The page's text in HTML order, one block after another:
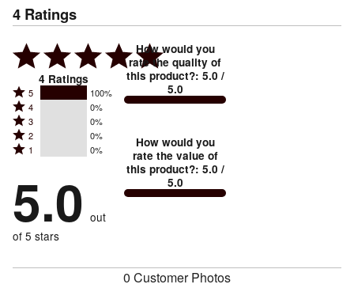
4 Ratings
4 Ratings
Rated
5
stars
by
of
reviewers
5 100%
Rated
4
stars
by
of
reviewers
4 0%
Rated
3
stars
0%
of
reviewers
3 0%
Rated
2
by
0%
of
reviewers
2 0%
Rated
stars
by
0%
of
1 0%
5.0 out
of 5 stars
How would you
rate the quality of
this product?: 5.0 /
5.0
How would you
rate the value of
this product?: 5.0 /
5.0
0 Customer Photos